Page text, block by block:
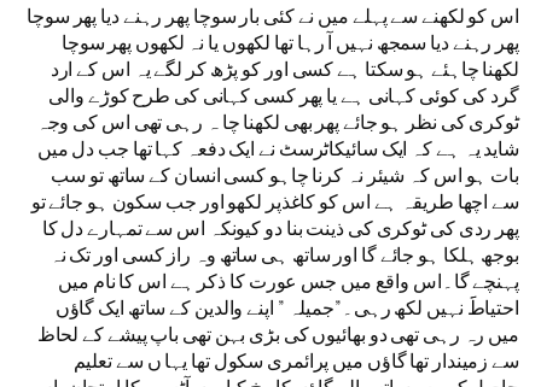
اس کو لکھنے سے پہلے میں نے کئی بار سوچا پھر رہنے دیا پھر سوچا
پھر رہنے دیا سمجھ نہیں آ رہا تھا لکھوں یا نہ لکھوں پھر سوچا
لکھنا چاہئے ہو سکتا ہے کسی اور کو پڑھ کر لگے یہ اس کے ارد
گرد کی کوئی کہانی ہے یا پھر کسی کہانی کی طرح کوڑے والی
ٹوکری کی نظر ہو جائے پھر بھی لکھنا چا ہ رہی تھی اس کی وجہ
شاید یہ ہے کہ ایک سائیکاٹرسٹ نے ایک دفعہ کہا تھا جب دل میں
بات ہو اس کہ شیئر نہ کرنا چاہو کسی انسان کے ساتھ تو سب
سے اچھا طریقہ ہے اس کو کاغذپر لکھو اور جب سکون ہو جائے تو
پھر ردی کی ٹوکری کی ذینت بنا دو کیونکہ اس سے تمہارے دل کا
بوجھ ہلکا ہو جائے گا اور ساتھ ہی ساتھ وہ راز کسی اور تک نہ
پہنچے گا۔اس واقع میں جس عورت کا ذکر ہے اس کا نام میں
احتیاطََ نہیں لکھ رہی۔”جمیلہ ” اپنے والدین کے ساتھ ایک گاﺅں
میں رہ رہی تھی دو بھائیوں کی بڑی بہن تھی باپ پیشے کے لحاظ
سے زمیندار تھا گاﺅں میں پرائمری سکول تھا یہا ں سے تعلیم